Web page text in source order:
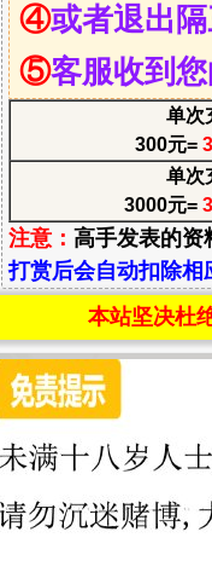
④或者退出
⑤客服收到
单次
300元=
单次
3000元=
注意： 高手发表的资
打赏后会自动扣除相
本站坚决杜